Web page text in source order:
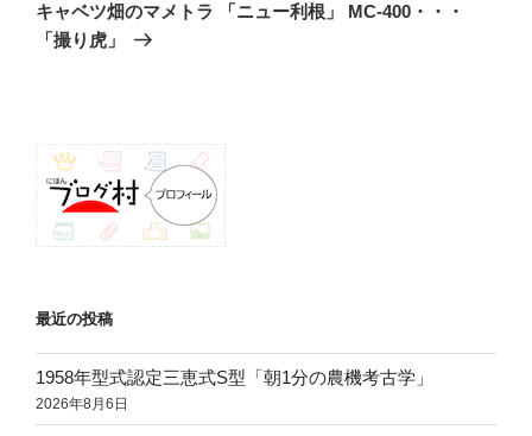
ー
シ
投
キャベツ畑のマメトラ 「ニュー利根」 MC-400・・・
「撮り虎」
最近の投稿
1958年型式認定三恵式S型「朝1分の農機考古学」
2026年8月6日